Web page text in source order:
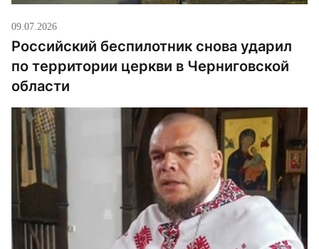
09.07.2026
Российский беспилотник снова ударил
по территории церкви в Черниговской
области